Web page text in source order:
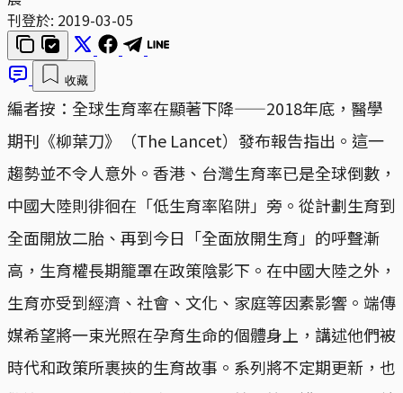
刊登於: 2019-03-05
收藏
編者按：全球生育率在顯著下降——2018年底，醫學
期刊《柳葉刀》（The Lancet）發布報告指出。這一
趨勢並不令人意外。香港、台灣生育率已是全球倒數，
中國大陸則徘徊在「低生育率陷阱」旁。從計劃生育到
全面開放二胎、再到今日「全面放開生育」的呼聲漸
高，生育權長期籠罩在政策陰影下。在中國大陸之外，
生育亦受到經濟、社會、文化、家庭等因素影響。端傳
媒希望將一束光照在孕育生命的個體身上，講述他們被
時代和政策所裹挾的生育故事。系列將不定期更新，也